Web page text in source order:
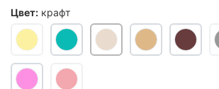
Цвет: крафт